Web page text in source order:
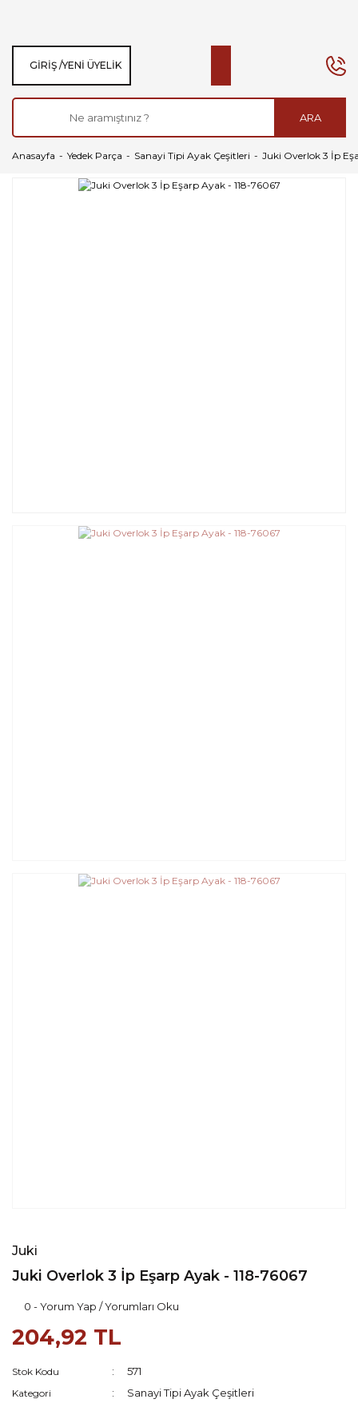
ARA
GIRIŞ /YENI ÜYELIK
Anasayfa Yedek Parça Sanayi Tipi Ayak Çeşitleri Juki Overlok 3 İp
Juki
Juki Overlok 3 İp Eşarp Ayak - 118-76067
0 - Yorum Yap / Yorumları Oku
204,92 TL
Stok Kodu 571
Kategori Sanayi Tipi Ayak Çeşitleri